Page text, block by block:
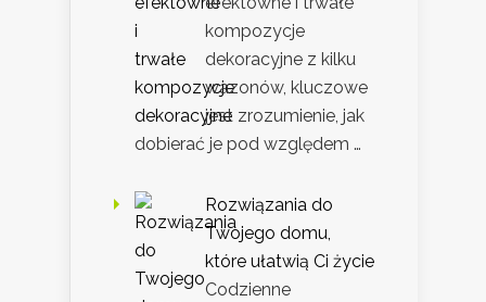
kompozycje
dekoracyjne z kilku
wazonów, kluczowe
jest zrozumienie, jak
dobierać je pod względem …
Rozwiązania do
Twojego domu,
które ułatwią Ci życie
Codzienne